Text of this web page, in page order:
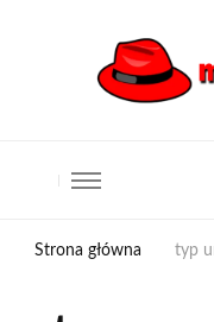
Strona główna typ